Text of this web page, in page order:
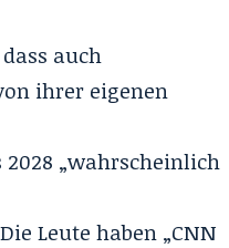
auch
ihrer eigenen
„wahrscheinlich
Leute haben „CNN